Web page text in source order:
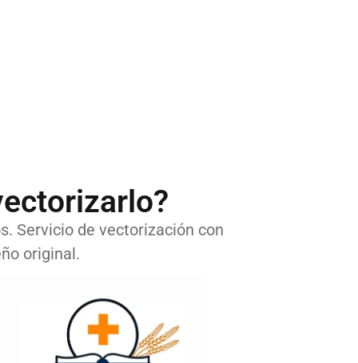
Servicio de vectorización con
original.